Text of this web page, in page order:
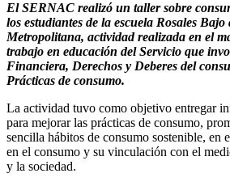
El SERNAC realizó un taller sobre
los estudiantes de la escuela Rosales
Metropolitana, actividad realizada en el
trabajo en educación del Servicio que
Financiera, Derechos y Deberes del
Prácticas de consumo.
La actividad tuvo como objetivo entregar
para mejorar las prácticas de consumo,
sencilla hábitos de consumo sostenible, en
en el consumo y su vinculación con el
y la sociedad.